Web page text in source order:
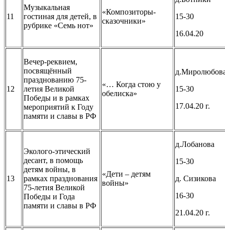
11
Музыкальная
гостиная для детей, в
рубрике «Семь нот»
«Композиторы-
сказочники»
15-30
16.04.20
12
Вечер-реквием,
посвящённый
празднованию 75-
летия Великой
Победы и в рамках
мероприятий к Году
памяти и славы в РФ
«… Когда стою у
обелиска»
15-30
17.04.20 г.
13
Эколого-этический
десант, в помощь
детям войны, в
рамках празднования
75-летия Великой
Победы и Года
памяти и славы в РФ
«Дети – детям
войны»
д.Лобанова
15-30
д. Сизикова
16-30
21.04.20 г.